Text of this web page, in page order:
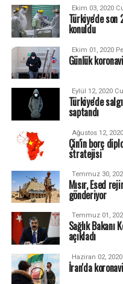
Ekim 03, 2020
Türkiye'de son
konuldu
Ekim 01, 2020
Günlük
Eylül 12, 2020
Türkiye'de
saptandı
Ağustos 12,
Çin'in borç
stratejisi
Temmuz 30,
Mısır, Esed
gönderiyor
Temmuz 01,
Sağlık
açıkladı
Haziran 02, 2020
İran'da